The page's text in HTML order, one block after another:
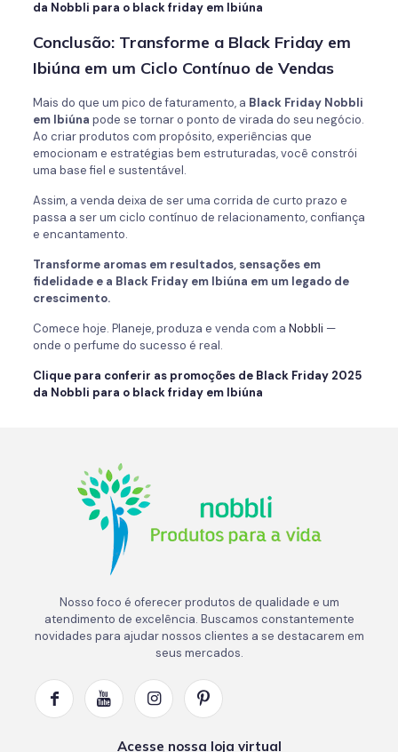
da Nobbli para o black friday em Ibiúna
Conclusão: Transforme a Black Friday em
Ibiúna em um Ciclo Contínuo de Vendas
Mais do que um pico de faturamento, a Black Friday Nobbli
em Ibiúna pode se tornar o ponto de virada do seu negócio.
Ao criar produtos com propósito, experiências que
emocionam e estratégias bem estruturadas, você constrói
uma base fiel e sustentável.
Assim, a venda deixa de ser uma corrida de curto prazo e
passa a ser um ciclo contínuo de relacionamento, confiança
e encantamento.
Transforme aromas em resultados, sensações em
fidelidade e a Black Friday em Ibiúna em um legado de
crescimento.
Comece hoje. Planeje, produza e venda com a Nobbli —
onde o perfume do sucesso é real.
Clique para conferir as promoções de Black Friday 2025
da Nobbli para o black friday em Ibiúna
Nosso foco é oferecer produtos de qualidade e um
atendimento de excelência. Buscamos constantemente
novidades para ajudar nossos clientes a se destacarem em
seus mercados.
Acesse nossa loja virtual